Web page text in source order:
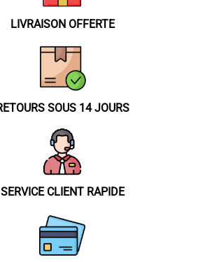
LIVRAISON OFFERTE
SOUS 14 JOURS
SERVICE CLIENT RAPIDE